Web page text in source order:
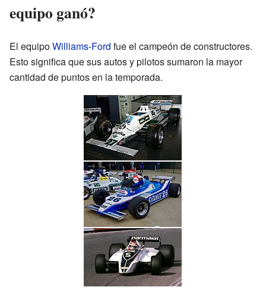
equipo ganó?
El equipoWilliams-Ford fue el campeón de constructores.
Esto significa que sus autos y pilotos sumaron la mayor
cantidad de puntos en la temporada.